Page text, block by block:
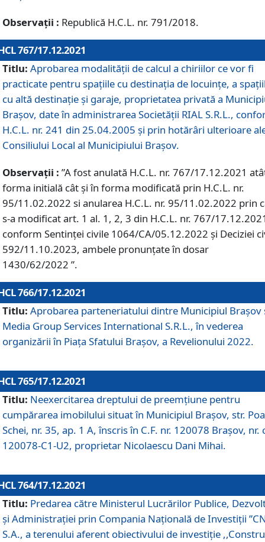
Observații : Republică H.C.L. nr. 791/2018.
767/17.12.2021
Titlu: Aprobarea modalității de calcul a chiriilor ce vor fi
practicate pentru spaţiile cu destinaţia de locuinţe, a
cu altă destinaţie şi garaje, proprietatea privată a
Braşov, date în administrarea Societăţii RIAL S.R.L.,
H.C.L. nr. 241 din 25.04.2005 și prin hotărâri ulterioare
Consiliului Local al Municipiului Braşov.
Observații : ”A fost anulată H.C.L. nr. 767/17.12.2021
forma initială cât și în forma modificată prin H.C.L. nr.
95/11.02.2022 si anularea H.C.L. nr. 95/11.02.2022 prin
s-a modificat art. 1 al. 1, 2, 3 din H.C.L. nr. 767/
conform Sentinței civile 1064/CA/05.12.2022 și Deciziei
592/11.10.2023, ambele pronunțate în dosar
1430/62/2022 ”.
766/17.12.2021
Titlu: Aprobarea parteneriatului dintre Municipiul Brașov
Media Group Services International S.R.L., în vederea
organizării în Piața Sfatului Brașov, a Revelionului 2022.
765/17.12.2021
Titlu: Neexercitarea dreptului de preemţiune pentru
cumpărarea imobilului situat în Municipiul Braşov, str.
Schei, nr. 35, ap. 1 A, înscris în C.F. nr. 120078 Brașov, nr.
120078-C1-U2, proprietar Nicolaescu Dani Mihai.
764/17.12.2021
Titlu: Predarea către Ministerul Lucrărilor Publice,
și Administrației prin Compania Naţională de Investiţii
S.A., a terenului aferent obiectivului de investiţie